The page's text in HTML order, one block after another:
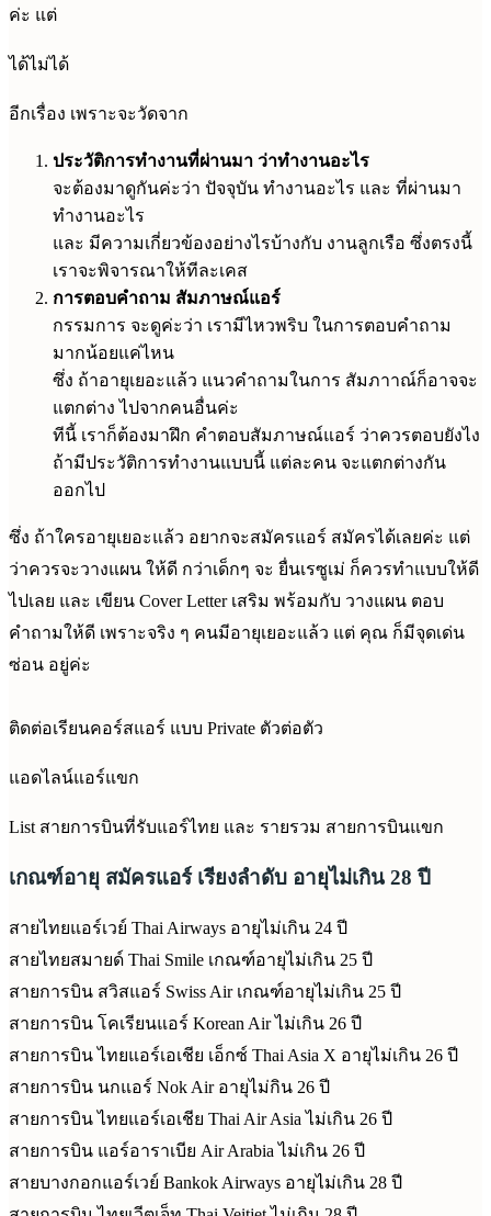
ค่ะ แต่
ได้ไม่ได้
อีกเรื่อง เพราะจะวัดจาก
ประวัติการทำงานที่ผ่านมา ว่าทำงานอะไร
จะต้องมาดูกันค่ะว่า ปัจจุบัน ทำงานอะไร และ ที่ผ่านมา
ทำงานอะไร
และ มีความเกี่ยวข้องอย่างไรบ้างกับ งานลูกเรือ ซึ่งตรงนี้
เราจะพิจารณาให้ทีละเคส
การตอบคำถาม สัมภาษณ์แอร์
กรรมการ จะดูค่ะว่า เรามีไหวพริบ ในการตอบคำถาม
มากน้อยแค่ไหน
ซึ่ง ถ้าอายุเยอะแล้ว แนวคำถามในการ สัมภาาณ์ก็อาจจะ
แตกต่าง ไปจากคนอื่นค่ะ
ทีนี้ เราก็ต้องมาฝึก คำตอบสัมภาษณ์แอร์ ว่าควรตอบยังไง
ถ้ามีประวัติการทำงานแบบนี้ แต่ละคน จะแตกต่างกัน
ออกไป
ซึ่ง ถ้าใครอายุเยอะแล้ว อยากจะสมัครแอร์ สมัครได้เลยค่ะ แต่
ว่าควรจะวางแผน ให้ดี กว่าเด็กๆ จะ ยื่นเรซูเม่ ก็ควรทำแบบให้ดี
ไปเลย และ เขียน Cover Letter เสริม พร้อมกับ วางแผน ตอบ
คำถามให้ดี เพราะจริง ๆ คนมีอายุเยอะแล้ว แต่ คุณ ก็มีจุดเด่น
ซ่อน อยู่ค่ะ
ติดต่อเรียนคอร์สแอร์ แบบ Private ตัวต่อตัว
แอดไลน์แอร์แขก
List สายการบินที่รับแอร์ไทย และ รายรวม สายการบินแขก
เกณฑ์อายุ สมัครแอร์ เรียงลำดับ อายุไม่เกิน 28 ปี
สายไทยแอร์เวย์ Thai Airways อายุไม่เกิน 24 ปี
สายไทยสมายด์ Thai Smile เกณฑ์อายุไม่เกิน 25 ปี
สายการบิน สวิสแอร์ Swiss Air เกณฑ์อายุไม่เกิน 25 ปี
สายการบิน โคเรียนแอร์ Korean Air ไม่เกิน 26 ปี
สายการบิน ไทยแอร์เอเชีย เอ็กซ์ Thai Asia X อายุไม่เกิน 26 ปี
สายการบิน นกแอร์ Nok Air อายุไม่กิน 26 ปี
สายการบิน ไทยแอร์เอเชีย Thai Air Asia ไม่เกิน 26 ปี
สายการบิน แอร์อาราเบีย Air Arabia ไม่เกิน 26 ปี
สายบางกอกแอร์เวย์ Bankok Airways อายุไม่เกิน 28 ปี